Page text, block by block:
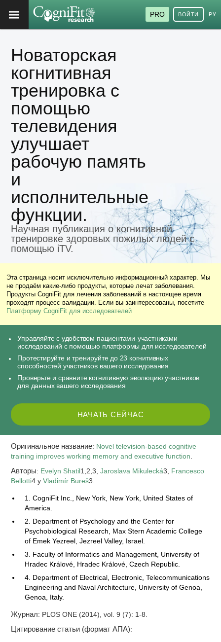
PRO ВОЙТИ
Новаторская
когнитивная
тренировка с
помощью
телевидения
улучшает
рабочую память
и
исполнительные
функции.
Научная публикация о когнитивной
тренировке здоровых пожилых людей с
помощью iTV.
Эта страница носит исключительно информационный характер. Мы
не продаём какие-либо продукты, которые лечат заболевания.
Продукты CogniFit для лечения заболеваний в настоящее время
проходят процесс валидации. Если вы заинтересованы, посетите
Платформу CogniFit для исследователей
Управляйте с удобством пациентами-участниками
исследований с помощью платформы для исследователей
Протестируйте и тренируйте до 23 когнитивных
способностей участников вашего исследования
Проверьте и сравните когнитивную эволюцию участников
для данных вашего исследования
НАЧАТЬ СЕЙЧАС
Оригинальное название: Novel television-based cognitive
training improves working memory and executive function
Авторы: Evelyn Shatil1,2,3,Jaroslava Mikulecká3, Francesco
Bellotti4 yVladimír Bureš3.
1. CogniFit Inc., New York, New York, United States of
America.
2. Department of Psychology and the Center for
Psychobiological Research, Max Stern Academic College
of Emek Yezreel, Jezreel Valley, Israel.
3. Faculty of Informatics and Management, University of
Hradec Králové, Hradec Králové, Czech Republic.
4. Department of Electrical, Electronic, Telecommunications
Engineering and Naval Architecture, University of Genoa,
Genoa, Italy.
Журнал: PLOS ONE (2014), vol. 9 (7): 1-8.
Цитирование статьи (формат АПА):